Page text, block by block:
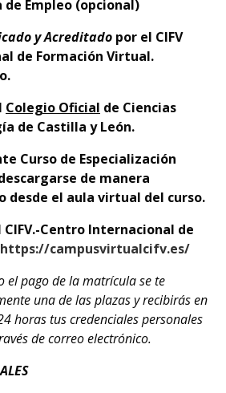
Empleo (opcional)
y Acreditado por el CIFV
de Formación Virtual.
Colegio Oficial de Ciencias
de Castilla y León.
Curso de Especialización
de manera
desde el aula virtual del curso.
Centro Internacional de
https://campusvirtualcifv.es/
el pago de la matrícula se te
una de las plazas y recibirás en
horas tus credenciales personales
de correo electrónico.